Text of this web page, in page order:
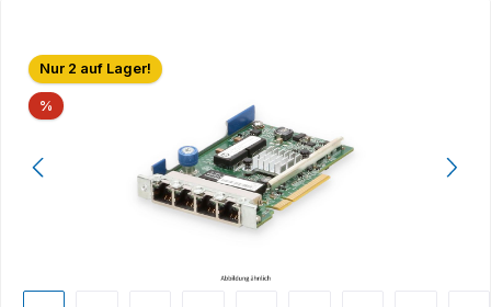
Bildergalerie überspringen
Nur 2 auf Lager!
% Rabatt